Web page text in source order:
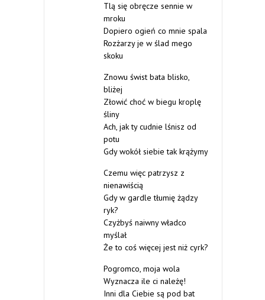
Tlą się obręcze sennie w
mroku
Dopiero ogień co mnie spala
Rozżarzy je w ślad mego
skoku
Znowu świst bata blisko,
bliżej
Złowić choć w biegu kroplę
śliny
Ach, jak ty cudnie lśnisz od
potu
Gdy wokół siebie tak krążymy
Czemu więc patrzysz z
nienawiścią
Gdy w gardle tłumię żądzy
ryk?
Czyżbyś naiwny władco
myślał
Że to coś więcej jest niż cyrk?
Pogromco, moja wola
Wyznacza ile ci należę!
Inni dla Ciebie są pod bat